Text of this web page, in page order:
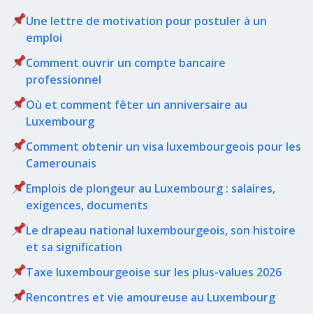
Une lettre de motivation pour postuler à un
emploi
Comment ouvrir un compte bancaire
professionnel
Où et comment fêter un anniversaire au
Luxembourg
Comment obtenir un visa luxembourgeois pour les
Camerounais
Emplois de plongeur au Luxembourg : salaires,
exigences, documents
Le drapeau national luxembourgeois, son histoire
et sa signification
Taxe luxembourgeoise sur les plus-values 2026
Rencontres et vie amoureuse au Luxembourg